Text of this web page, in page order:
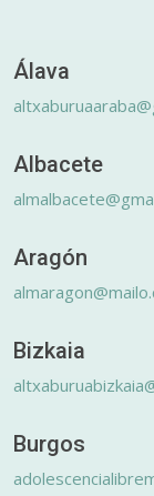
Álava
Albacete
Aragón
Bizkaia
Burgos